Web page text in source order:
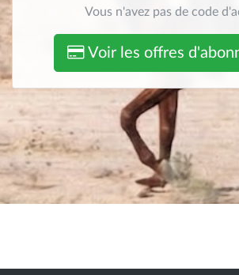
Vous n'avez pas de code
Voir les offres